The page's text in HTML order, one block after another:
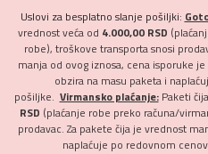
Uslovi za besplatno slanje pošiljki:
vrednost veća od 4.000,00 RSD
robe), troškove transporta snosi
manja od ovog iznosa, cena isporuke
obzira na masu paketa i
pošiljke. Virmansko plaćanje:Paketi
RSD (plaćanje robe preko računa/
prodavac. Za pakete čija je vrednost
naplaćuje po redovnom